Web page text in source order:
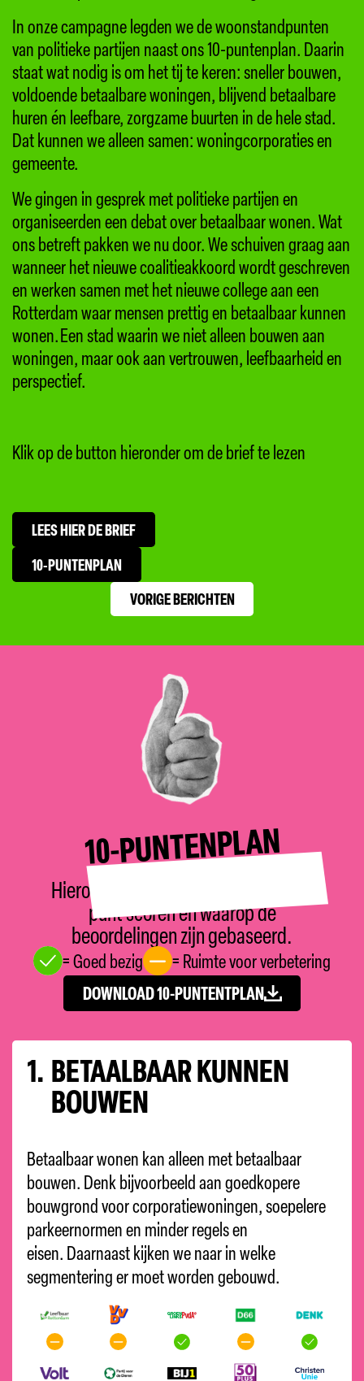
In onze campagne legden we de woonstandpunten
van politieke partijen naast ons 10-puntenplan. Daarin
staat wat nodig is om het tij te keren: sneller bouwen,
voldoende betaalbare woningen, blijvend betaalbare
huren én leefbare, zorgzame buurten in de hele stad.
Dat kunnen we alleen samen: woningcorporaties en
gemeente.
We gingen in gesprek met politieke partijen en
organiseerden een debat over betaalbaar wonen. Wat
ons betreft pakken we nu door. We schuiven graag aan
wanneer het nieuwe coalitieakkoord wordt geschreven
en werken samen met het nieuwe college aan een
Rotterdam waar mensen prettig en betaalbaar kunnen
wonen. Een stad waarin we niet alleen bouwen aan
woningen, maar ook aan vertrouwen, leefbaarheid en
perspectief.
Klik op de button hieronder om de brief te lezen
LEES HIER DE BRIEF
10-PUNTENPLAN
VORIGE BERICHTEN
10-PUNTENPLAN
Hieronder lees je hoe de partijen per
punt scoren en waarop de
beoordelingen zijn gebaseerd.
= Goed bezig = Ruimte voor verbetering
DOWNLOAD 10-PUNTENTPLAN
1. BETAALBAAR KUNNEN
BOUWEN
Betaalbaar wonen kan alleen met betaalbaar
bouwen. Denk bijvoorbeeld aan goedkopere
bouwgrond voor corporatiewoningen,soepelere
parkeernormenen minder regels en
eisen. Daarnaast kijken we naar in welke
segmentering er moet worden gebouwd.